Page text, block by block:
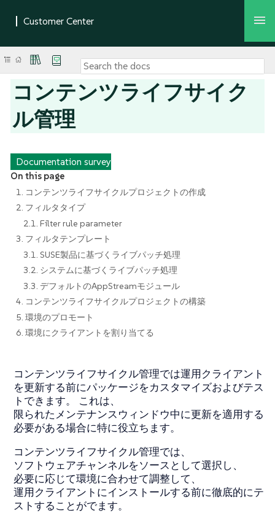
コンテンツライフサイク
ル管理
Documentation survey
On this page
1. コンテンツライフサイクルプロジェクトの作成
2. フィルタタイプ
2.1. Filter rule parameter
3. フィルタテンプレート
3.1. SUSE製品に基づくライブパッチ処理
3.2. システムに基づくライブパッチ処理
3.3. デフォルトのAppStreamモジュール
4. コンテンツライフサイクルプロジェクトの構築
5. 環境のプロモート
6. 環境にクライアントを割り当てる
コンテンツライフサイクル管理では運用クライアント
を更新する前にパッケージをカスタマイズおよびテス
トできます。 これは、
限られたメンテナンスウィンドウ中に更新を適用する
必要がある場合に特に役立ちます。
コンテンツライフサイクル管理では、
ソフトウェアチャンネルをソースとして選択し、
必要に応じて環境に合わせて調整して、
運用クライアントにインストールする前に徹底的にテ
ストすることがでます。